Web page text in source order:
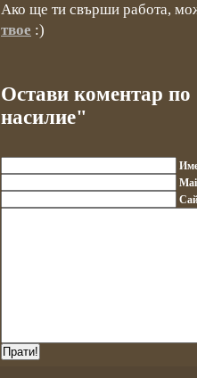
Ако ще ти свърши работа,
твое :)
Остави коментар
насилие"